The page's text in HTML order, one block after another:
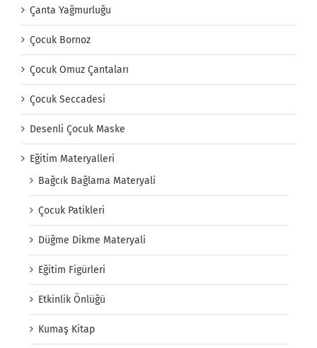
Çanta Yağmurluğu
Çocuk Bornoz
Çocuk Omuz Çantaları
Çocuk Seccadesi
Desenli Çocuk Maske
Eğitim Materyalleri
Bağcık Bağlama Materyali
Çocuk Patikleri
Düğme Dikme Materyali
Eğitim Figürleri
Etkinlik Önlüğü
Kumaş Kitap